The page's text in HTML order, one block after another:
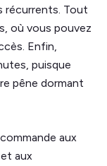
récurrents. Tout
où vous pouvez
Enfin,
puisque
pêne dormant
aux
aux